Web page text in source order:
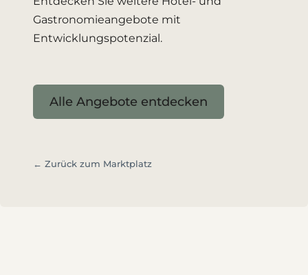
Gastronomieangebote mit
Entwicklungspotenzial.
Alle Angebote entdecken
← Zurück zum Marktplatz